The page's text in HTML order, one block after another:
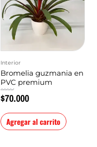
Interior
Bromelia guzmania en
PVC premium
en
0
de
$70.000
Agregar al carrito